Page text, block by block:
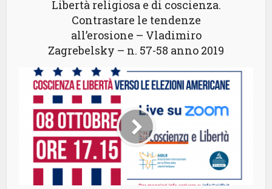
Libertà religiosa e di coscienza.
Contrastare le tendenze
all’erosione – Vladimiro
Zagrebelsky – n. 57-58 anno 2019